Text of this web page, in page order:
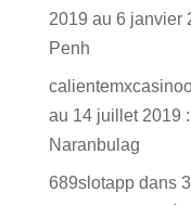
2019 au 6 janvier
Penh
au 14 juillet 2019
Naranbulag
689slotappdans